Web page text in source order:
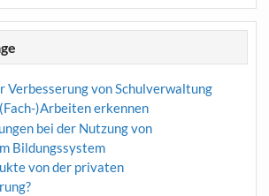
Verbesserung von Schulverwaltung
)Arbeiten erkennen
bei der Nutzung von
Bildungssystem
von der privaten